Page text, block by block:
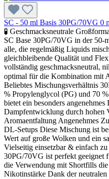
SC - 50 ml Basis 30PG/70VG 0
🧪 Geschmacksneutrale
SC Base 30PG/70VG in der
alle, die regelmäßig Liquids
gleichbleibende Qualität und
vollständig geschmacksneutral,
optimal für die Kombination mit
Beliebtes Mischungsverhältnis
% Propylenglycol (PG) und 70
bietet ein besonders
Dampfentwicklung durch hohen
Aromaentfaltung Angenehmes
DL-Setups Diese Mischung ist
Wert auf große Wolken und ein
Vielseitig einsetzbar & einfach
30PG/70VG ist perfekt geeignet
die Verwendung mit Shortfills
Nikotinstärke Dank der